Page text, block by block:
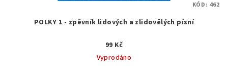
POLKY 1 - zpěvník lidových a zlidovělých písní
99 Kč
Vyprodáno
KÓD: 462